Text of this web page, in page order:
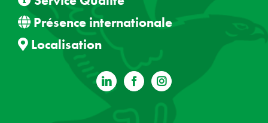
Présence internationale
Localisation